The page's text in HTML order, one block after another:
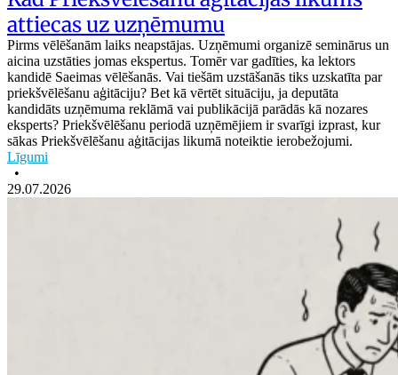
attiecas uz uzņēmumu
Pirms vēlēšanām laiks neapstājas. Uzņēmumi organizē seminārus un
aicina uzstāties jomas ekspertus. Tomēr var gadīties, ka lektors
kandidē Saeimas vēlēšanās. Vai tiešām uzstāšanās tiks uzskatīta par
priekšvēlēšanu aģitāciju? Bet kā vērtēt situāciju, ja deputāta
kandidāts uzņēmuma reklāmā vai publikācijā parādās kā nozares
eksperts? Priekšvēlēšanu periodā uzņēmējiem ir svarīgi izprast, kur
sākas Priekšvēlēšanu aģitācijas likumā noteiktie ierobežojumi.
Līgumi
•
29.07.2026